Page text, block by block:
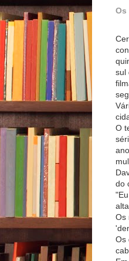
Os
sul
O
do
Os
Os